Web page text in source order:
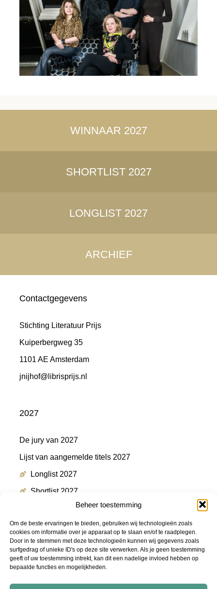
Beheer toestemming
Om de beste ervaringen te bieden, gebruiken wij technologieën zoals
cookies om informatie over je apparaat op te slaan en/of te raadplegen.
Door in te stemmen met deze technologieën kunnen wij gegevens zoals
surfgedrag of unieke ID's op deze site verwerken. Als je geen toestemming
geeft of uw toestemming intrekt, kan dit een nadelige invloed hebben op
bepaalde functies en mogelijkheden.
WINNAAR 2027
SHORTLIST 2027
LONGLIST 2027
ARCHIEF
Contactgegevens
Stichting Literatuur Prijs
Kuiperbergweg 35
1101 AE Amsterdam
jnijhof@librisprijs.nl
2027
De jury van 2027
Lijst van aangemelde titels 2027
Longlist 2027
Shortlist 2027
Winnaar 2027
Meer informatie
Persmap